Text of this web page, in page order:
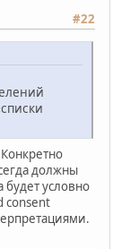
#22
должны
условно
consent